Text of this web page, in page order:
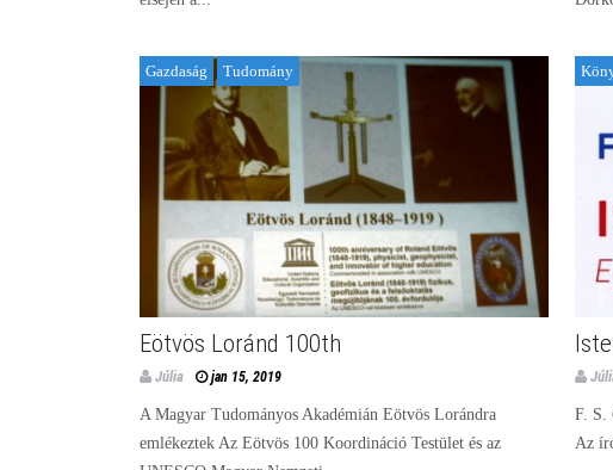
Gazdaság Tudomány
Eötvös Loránd 100th
Júlia jan 15, 2019
A Magyar Tudományos Akadémián Eötvös Lorándra
emlékeztek Az Eötvös 100 Koordináció Testület és az
F. S.
Az